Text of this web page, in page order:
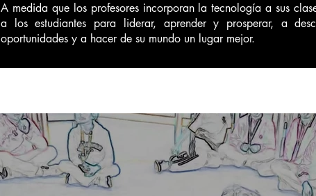
A medida que los profesores incorporan la tecnología a sus
a los estudiantes para liderar, aprender y prosperar, a
oportunidades y a hacer de su mundo un lugar mejor.